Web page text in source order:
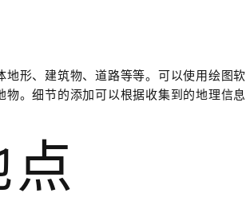
形、建筑物、道路等等。可以使用绘图软
。细节的添加可以根据收集到的地理信息